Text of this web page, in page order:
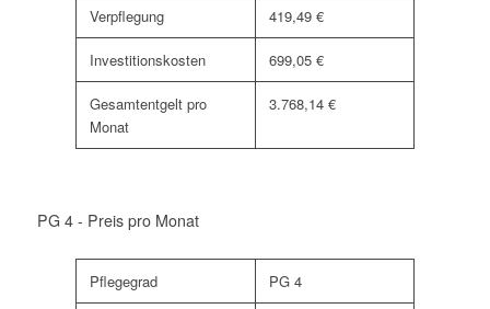
Verpflegung 419,49 €
Investitionskosten 699,05 €
Gesamtentgelt pro
Monat
3.768,14 €
PG 4 - Preis pro Monat
Pflegegrad PG 4